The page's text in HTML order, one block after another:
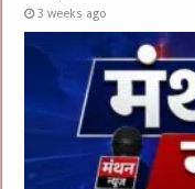
3 weeks ago